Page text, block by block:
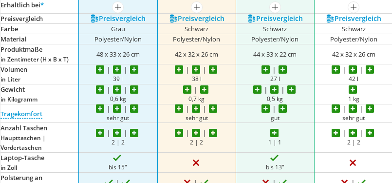
Erhältlich bei*
mehr anzeigen mehr anzeigen mehr anzeigen mehr anzeigen
Preis­vergleich
Preis­vergleich Preis­vergleich Preis­vergleich Preis­vergleich
Farbe Grau Schwarz Schwarz Schwarz
Material
Polyester/Nylon Polyester/Nylon Polyester/Nylon Polyester/Nylon
Produktmaße
in Zentimeter (H x B x T)
48 x 33 x 26 cm 42 x 32 x 26 cm 44 x 33 x 22 cm 42 x 32 x 26 cm
Volumen
in Liter 39 l 38 l 27 l 42 l
Gewicht
in Kilogramm 0,6 kg 0,7 kg 0,5 kg 1 kg
Tragekomfort sehr gut sehr gut gut sehr gut
Anzahl Taschen
Haupttaschen |
Vordertaschen
2 | 2 2 | 2 1 | 1 2 | 2
Laptop-Tasche
in Zoll bis 15" bis 13"
Polsterung an